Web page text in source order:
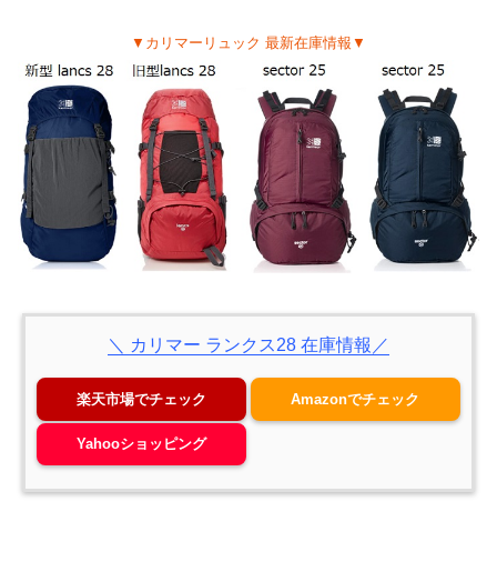
▼カリマーリュック 最新在庫情報▼
＼ カリマー ランクス28 在庫情報／
楽天市場でチェック Amazonでチェック
Yahooショッピング